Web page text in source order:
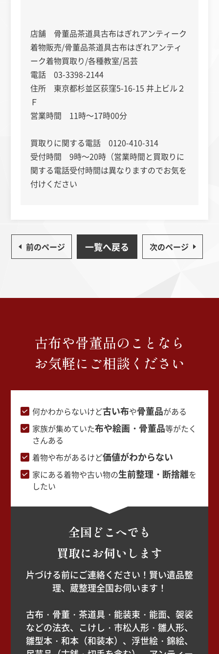
店舗 骨董品茶道具古布はぎれアンティーク
着物販売/骨董品茶道具古布はぎれアンティ
ーク着物買取り/各種教室/呂芸
電話 03-3398-2144
住所 東京都杉並区荻窪5-16-15 井上ビル２
Ｆ
営業時間 11時～17時00分
買取りに関する電話 0120-410-314
受付時間 9時～20時（営業時間と買取りに
関する電話受付時間は異なりますのでお気を
付けください
前のページ 一覧へ戻る 次のページ
古布や骨董品のことなら
お気軽にご相談ください
何かわからないけど古い布や骨董品がある
家族が集めていた布や絵画・骨董品等がたく
さんある
着物や布があるけど価値がわからない
家にある着物や古い物の生前整理・断捨離を
したい
全国どこへでも
買取にお伺いします
片づける前にご連絡ください！賢い遺品整
理、蔵整理全国お伺います！
古布・骨董・茶道具・能装束・能面、袈裟
などの法衣、こけし・市松人形・雛人形、
雛型本・和本（和装本）、浮世絵・錦絵、